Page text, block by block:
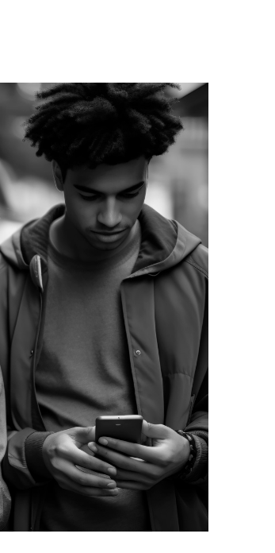
du)
bat zabalduko du)
du)